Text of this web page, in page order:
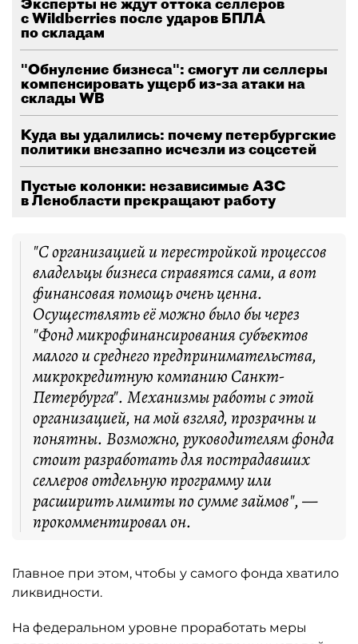
с Wildberries после ударов БПЛА
по складам
"Обнуление бизнеса": смогут ли селлеры
компенсировать ущерб из-за атаки на
склады WB
Куда вы удалились: почему петербургские
политики внезапно исчезли из соцсетей
Пустые колонки: независимые АЗС
в Ленобласти прекращают работу
"С организацией и перестройкой процессов
владельцы бизнеса справятся сами, а вот
финансовая помощь очень ценна.
Осуществлять её можно было бы через
"Фонд микрофинансирования субъектов
малого и среднего предпринимательства,
микрокредитную компанию Санкт-
Петербурга". Механизмы работы с этой
организацией, на мой взгляд, прозрачны и
понятны. Возможно, руководителям фонда
стоит разработать для пострадавших
селлеров отдельную программу или
расширить лимиты по сумме займов", —
прокомментировал он.
Главное при этом, чтобы у самого фонда хватило
ликвидности.
На федеральном уровне проработать меры